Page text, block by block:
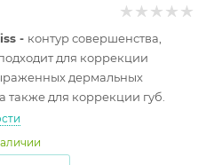
- контур совершенства,
для коррекции
дермальных
также для коррекции губ.